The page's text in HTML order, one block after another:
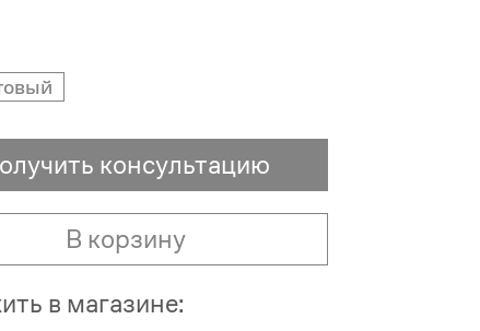
консультацию
В корзину
в магазине: